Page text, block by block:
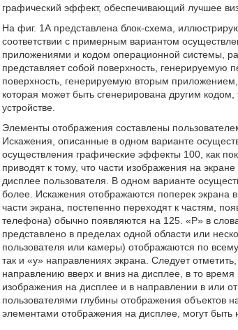
графический эффект, обеспечивающий лучшее
На фиг. 1А представлена блок-схема,
соответствии с примерным вариантом
приложениями и кодом операционной системы,
представляет собой поверхность,
поверхность, генерируемую вторым приложением,
которая может быть сгенерирована другим
устройстве.
Элементы отображения составлены
Искажения, описанные в одном варианте
осуществления графические эффекты 100, как
приводят к тому, что части изображения на
дисплее пользователя. В одном варианте
более. Искажения отображаются поперек экрана
части экрана, постепенно переходят к частям,
телефона) обычно появляются на 125. «P» в
представлено в пределах одной области или
пользователя или камеры) отображаются по
так и «y» направлениях экрана. Следует
направлению вверх и вниз на дисплее, в то время
изображения на дисплее и в направлении в или
пользователями глубины отображения объектов
элементами отображения на дисплее, могут